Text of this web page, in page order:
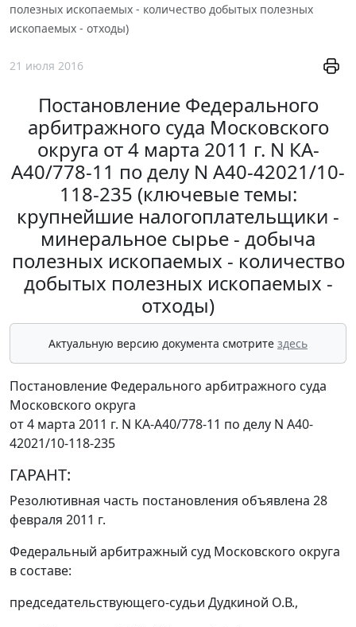
полезных ископаемых - количество добытых полезных
ископаемых - отходы)
21 июля 2016
Постановление Федерального
арбитражного суда Московского
округа от 4 марта 2011 г. N КА-
А40/778-11 по делу N А40-42021/10-
118-235 (ключевые темы:
крупнейшие налогоплательщики -
минеральное сырье - добыча
полезных ископаемых - количество
добытых полезных ископаемых -
отходы)
Актуальную версию документа смотрите здесь
Постановление Федерального арбитражного суда
Московского округа
от 4 марта 2011 г. N КА-А40/778-11 по делу N А40-
42021/10-118-235
ГАРАНТ:
Резолютивная часть постановления объявлена 28
февраля 2011 г.
Федеральный арбитражный суд Московского округа
в составе:
председательствующего-судьи Дудкиной О.В.,